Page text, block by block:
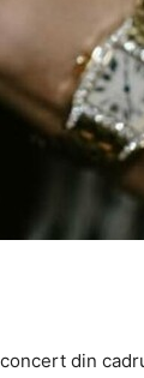
din